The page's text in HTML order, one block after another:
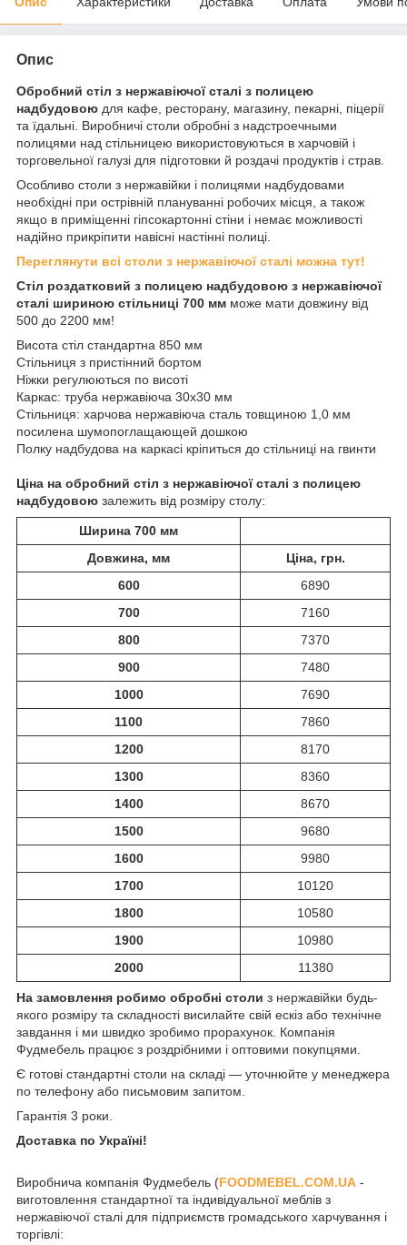
Опис
Обробний стіл з нержавіючої сталі з полицею
надбудовою для кафе, ресторану, магазину, пекарні, піцерії
та їдальні. Виробничі столи обробні з надстроечными
полицями над стільницею використовуються в харчовій і
торговельної галузі для підготовки й роздачі продуктів і страв.
Особливо столи з нержавійки і полицями надбудовами
необхідні при острівній плануванні робочих місця, а також
якщо в приміщенні гіпсокартонні стіни і немає можливості
надійно прикріпити навісні настінні полиці.
Переглянути всі столи з нержавіючої сталі можна тут!
Стіл роздатковий з полицею надбудовою з нержавіючої
сталі шириною стільниці 700 мм може мати довжину від
500 до 2200 мм!
Висота стіл стандартна 850 мм
Стільниця з пристінний бортом
Ніжки регулюються по висоті
Каркас: труба нержавіюча 30х30 мм
Стільниця: харчова нержавіюча сталь товщиною 1,0 мм
посилена шумопоглащающей дошкою
Полку надбудова на каркасі кріпиться до стільниці на гвинти
Ціна на обробний стіл з нержавіючої сталі з полицею
надбудовою залежить від розміру столу:
Ширина 700 мм
Довжина, мм
Ціна, грн.
600
6890
700
7160
800
7370
900
7480
1000
7690
1100
7860
1200
8170
1300
8360
1400
8670
1500
9680
1600
9980
1700
10120
1800
10580
1900
10980
2000
11380
На замовлення робимо обробні столи з нержавійки будь-
якого розміру та складності висилайте свій ескіз або технічне
завдання і ми швидко зробимо прорахунок. Компанія
Фудмебель працює з роздрібними і оптовими покупцями.
Є готові стандартні столи на складі ― уточнюйте у менеджера
по телефону або письмовим запитом.
Гарантія 3 роки.
Доставка по Україні!
Виробнича компанія Фудмебель (FOODMEBEL.СOM.UA -
виготовлення стандартної та індивідуальної меблів з
нержавіючої сталі для підприємств громадського харчування і
торгівлі: